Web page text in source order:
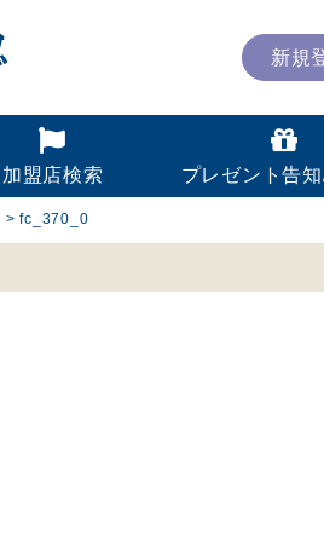
新規
加盟店検索 プレゼント告
>fc_370_0